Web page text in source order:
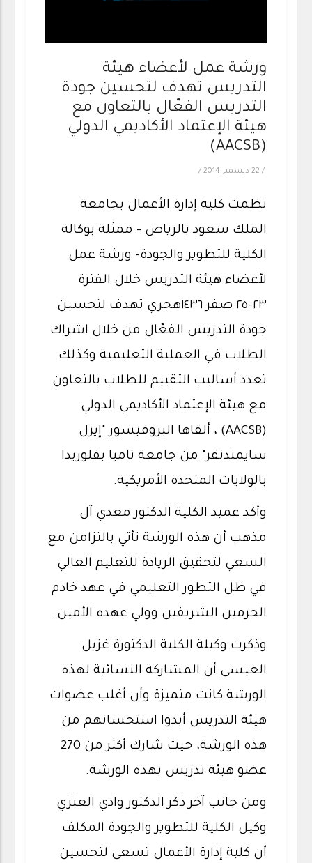
ورشة عمل لأعضاء هيئة
التدريس تهدف لتحسين جودة
التدريس الفعّال بالتعاون مع
هيئة الإعتماد الأكاديمي الدولي
(AACSB)
/ 22 ديسمبر 2014 /
نظمت كلية إدارة الأعمال بجامعة
الملك سعود بالرياض - ممثلة بوكالة
الكلية للتطوير والجودة- ورشة عمل
لأعضاء هيئة التدريس خلال الفترة
٢٣-٢٥ صفر ١٤٣٦هجري تهدف لتحسين
جودة التدريس الفعّال من خلال اشراك
الطلاب في العملية التعليمية وكذلك
تعدد أساليب التقييم للطلاب بالتعاون
مع هيئة الإعتماد الأكاديمي الدولي
(AACSB) ، ألقاها البروفيسور "إيرل
سايمندنقر" من جامعة تامبا بفلوريدا
بالولايات المتحدة الأمريكية.
وأكد عميد الكلية الدكتور معدي آل
مذهب أن هذه الورشة تأتي بالتزامن مع
السعي لتحقيق الريادة للتعليم العالي
في ظل التطور التعليمي في عهد خادم
الحرمين الشريفين وولي عهده الأمين.
وذكرت وكيلة الكلية الدكتورة غزيل
العيسى أن المشاركة النسائية لهذه
الورشة كانت متميزة وأن أغلب عضوات
هيئة التدريس أبدوا استحسانهم من
هذه الورشة، حيث شارك أكثر من 270
عضو هيئة تدريس بهذه الورشة.
ومن جانب آخر ذكر الدكتور وادي العنزي
وكيل الكلية للتطوير والجودة المكلف
أن كلية إدارة الأعمال تسعى لتحسين